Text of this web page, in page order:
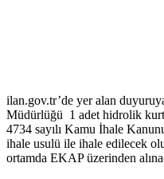
ilan.gov.tr’de yer alan
Müdürlüğü 1 adet hidrolik
4734 sayılı Kamu İhale
ihale usulü ile ihale edilecek
ortamda EKAP üzerinden